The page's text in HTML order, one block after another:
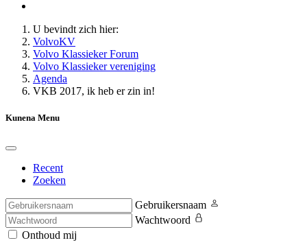
U bevindt zich hier:
VolvoKV
Volvo Klassieker Forum
Volvo Klassieker vereniging
Agenda
VKB 2017, ik heb er zin in!
Kunena Menu
Recent
Zoeken
Gebruikersnaam
Wachtwoord
Onthoud mij